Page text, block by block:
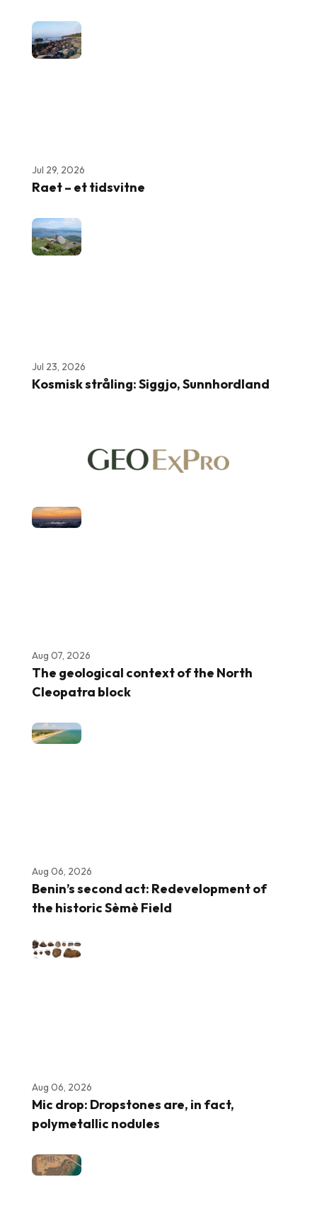
Jul 29, 2026
Raet – et tidsvitne
Jul 23, 2026
Kosmisk stråling: Siggjo, Sunnhordland
Aug 07, 2026
The geological context of the North
Cleopatra block
Aug 06, 2026
Benin’s second act: Redevelopment of
the historic Sèmè Field
Aug 06, 2026
Mic drop: Dropstones are, in fact,
polymetallic nodules